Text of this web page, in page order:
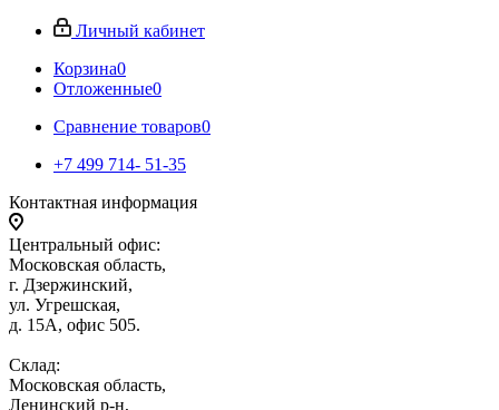
Личный кабинет
Корзина0
Отложенные0
Сравнение товаров0
+7 499 714- 51-35
Контактная информация
Центральный офис:
Московская область,
г. Дзержинский,
ул. Угрешская,
д. 15А, офис 505.
Склад:
Московская область,
Ленинский р-н,